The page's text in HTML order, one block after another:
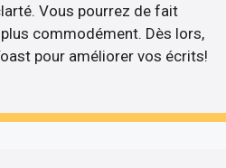
Vous pourrez de fait
commodément. Dès lors,
pour améliorer vos écrits!